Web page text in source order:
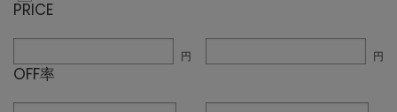
PRICE
円 円
OFF率